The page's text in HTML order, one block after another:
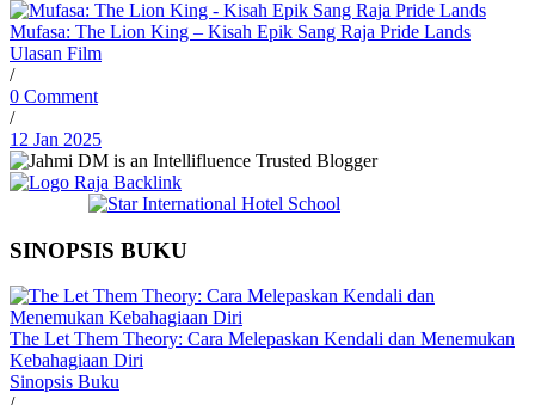
Mufasa: The Lion King – Kisah Epik Sang Raja Pride Lands
Ulasan Film
/
0 Comment
/
12 Jan 2025
SINOPSIS BUKU
The Let Them Theory: Cara Melepaskan Kendali dan Menemukan
Kebahagiaan Diri
Sinopsis Buku